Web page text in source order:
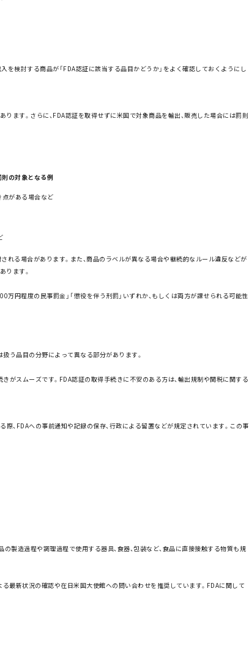
を検討する商品が「FDA認証に該当する品目かどうか」をよく確認しておくようにし
ます。さらに、FDA認証を取得せずに米国で対象商品を輸出、販売した場合には罰則
則の対象となる例
点がある場合など
れる場合があります。また、商品のラベルが異なる場合や継続的なルール違反などが
ります。
円程度の民事罰金」「懲役を伴う刑罰」いずれか、もしくは両方が課せられる可能性
う品目の分野によって異なる部分があります。
がスムーズです。FDA認証の取得手続きに不安のある方は、輸出規制や関税に関する
際、FDAへの事前通知や記録の保存、行政による留置などが規定されています。この事
製造過程や調理過程で使用する器具、食器、包装など、食品に直接接触する物質も規
る最新状況の確認や在日米国大使館への問い合わせを推奨しています。FDAに関して